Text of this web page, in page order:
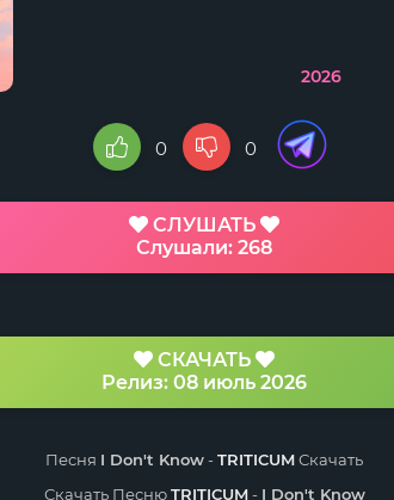
2026
0 0
СЛУШАТЬ
Слушали: 268
СКАЧАТЬ
Релиз: 08 июль 2026
Песня I Don't Know-TRITICUMСкачать
Скачать ПеснюTRITICUM- I Don't Know